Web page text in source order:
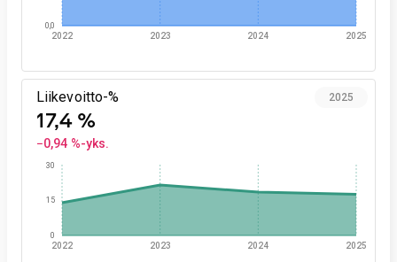
2022 2023 2024 2025
0,0
Liikevoitto-%
17,4 %
−0,94 %-yks.
2025
2022 2023 2024 2025
0
15
30